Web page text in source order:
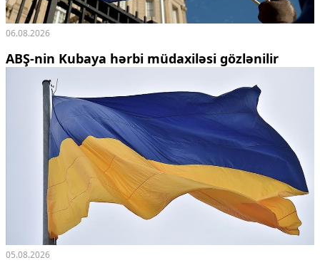
06.08.2026
ABŞ-nin Kubaya hərbi müdaxiləsi gözlənilir
05.08.2026